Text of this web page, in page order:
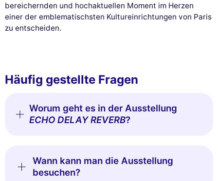
bereichernden und hochaktuellen Moment im Herzen
einer der emblematischsten Kultureinrichtungen von Paris
zu entscheiden.
Häufig gestellte Fragen
Worum geht es in der Ausstellung
ECHO DELAY REVERB?
Wann kann man die Ausstellung
besuchen?